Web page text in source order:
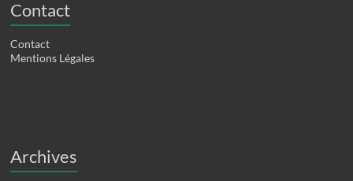
Contact
Contact
Mentions Légales
Archives